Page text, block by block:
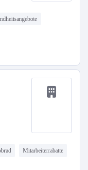
Mitarbeiterrabatte